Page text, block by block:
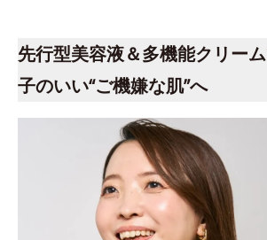
先行型美容液＆多機能クリー
子のいい“ご機嫌な肌”へ